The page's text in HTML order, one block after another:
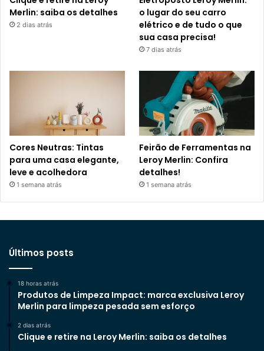
Merlin: saiba os detalhes
2 dias atrás
o lugar do seu carro
elétrico e de tudo o que
sua casa precisa!
7 dias atrás
Cores Neutras: Tintas
para uma casa elegante,
leve e acolhedora
1 semana atrás
Feirão de Ferramentas na
Leroy Merlin: Confira
detalhes!
1 semana atrás
Últimos posts
18 horas atrás
Produtos de Limpeza Impact: marca exclusiva Leroy
Merlin para limpeza pesada sem esforço
2 dias atrás
Clique e retire na Leroy Merlin: saiba os detalhes